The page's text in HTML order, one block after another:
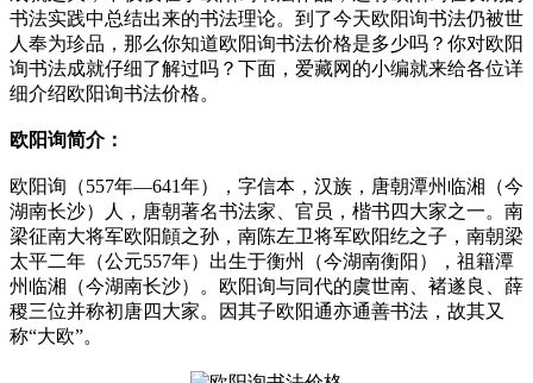
书法实践中总结出来的书法理论。到了今天欧阳询书法仍被世
人奉为珍品，那么你知道欧阳询书法价格是多少吗？你对欧阳
询书法成就仔细了解过吗？下面，爱藏网的小编就来给各位详
细介绍欧阳询书法价格。
欧阳询简介：
欧阳询（557年—641年），字信本，汉族，唐朝潭州临湘（今
湖南长沙）人，唐朝著名书法家、官员，楷书四大家之一。南
梁征南大将军欧阳頠之孙，南陈左卫将军欧阳纥之子，南朝梁
太平二年（公元557年）出生于衡州（今湖南衡阳），祖籍潭
州临湘（今湖南长沙）。欧阳询与同代的虞世南、褚遂良、薛
稷三位并称初唐四大家。因其子欧阳通亦通善书法，故其又
称“大欧”。